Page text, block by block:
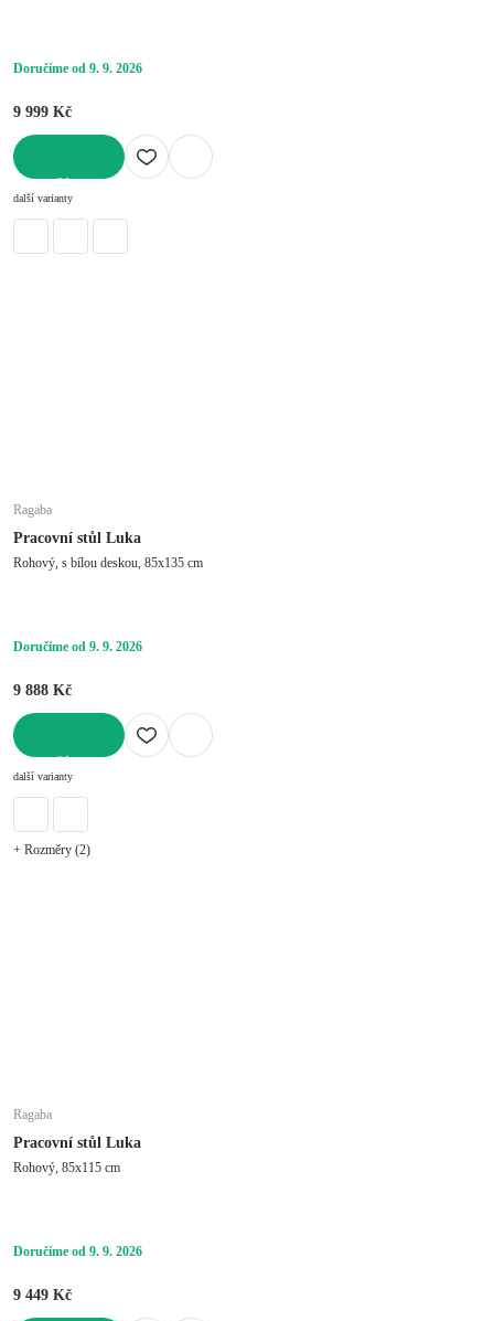
Doručíme od 9. 9. 2026
9 999 Kč
další varianty
Ragaba
Pracovní stůl Luka
Rohový, s bílou deskou, 85x135 cm
Doručíme od 9. 9. 2026
9 888 Kč
další varianty
+ Rozměry (2)
Ragaba
Pracovní stůl Luka
Rohový, 85x115 cm
Doručíme od 9. 9. 2026
9 449 Kč